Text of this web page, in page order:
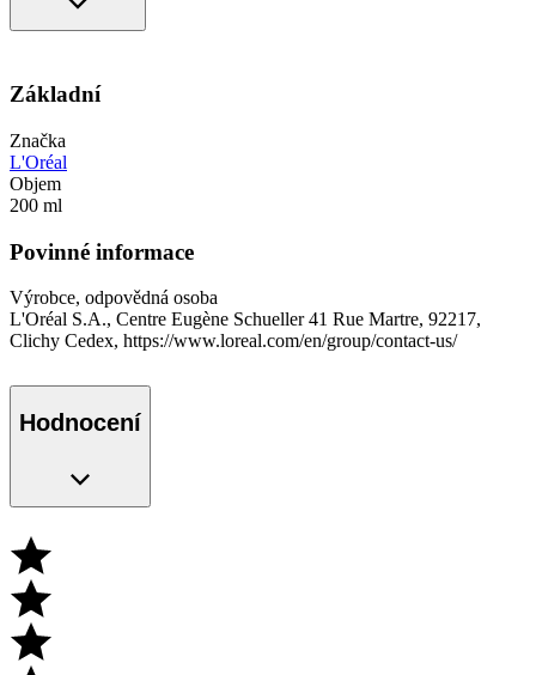
Základní
Značka
L'Oréal
Objem
200 ml
Povinné informace
Výrobce, odpovědná osoba
L'Oréal S.A., Centre Eugène Schueller 41 Rue Martre, 92217,
Clichy Cedex, https://www.loreal.com/en/group/contact-us/
Hodnocení